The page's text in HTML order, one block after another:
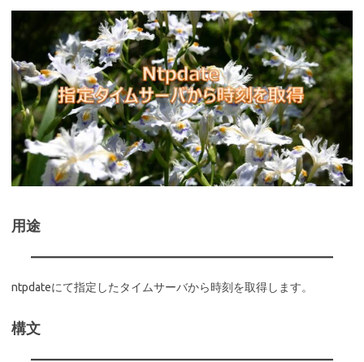
用途
ntpdateにて指定したタイムサーバから時刻を取得します。
構文